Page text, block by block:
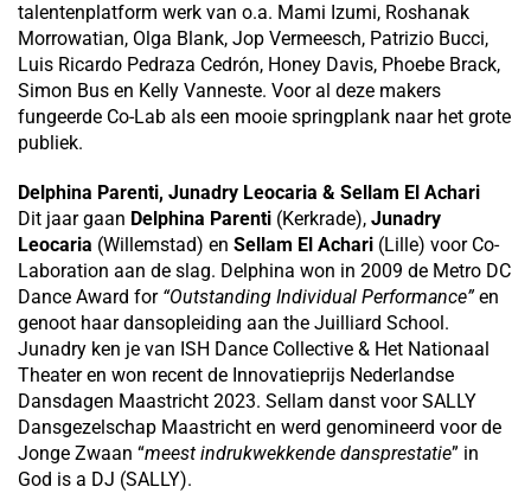
talentenplatform werk van o.a. Mami Izumi, Roshanak
Morrowatian, Olga Blank, Jop Vermeesch, Patrizio Bucci,
Luis Ricardo Pedraza Cedrón, Honey Davis, Phoebe Brack,
Simon Bus en Kelly Vanneste. Voor al deze makers
fungeerde Co-Lab als een mooie springplank naar het grote
publiek.
Delphina Parenti, Junadry Leocaria & Sellam El Achari
Dit jaar gaan Delphina Parenti (Kerkrade), Junadry
Leocaria (Willemstad) en Sellam El Achari (Lille) voor Co-
Laboration aan de slag. Delphina won in 2009 de Metro DC
Dance Award for “Outstanding Individual Performance”en
genoot haar dansopleiding aan the Juilliard School.
Junadry ken je van ISH Dance Collective & Het Nationaal
Theater en won recent de Innovatieprijs Nederlandse
Dansdagen Maastricht 2023. Sellam danst voor SALLY
Dansgezelschap Maastricht en werd genomineerd voor de
Jonge Zwaan “meest indrukwekkende dansprestatie” in
God is a DJ (SALLY).